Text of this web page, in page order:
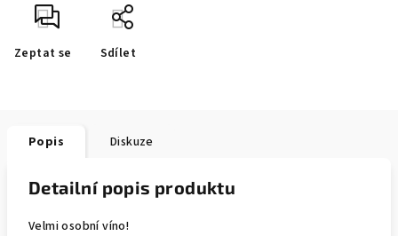
Zeptat se Sdílet
Popis Diskuze
Detailní popis produktu
Velmi osobní víno!